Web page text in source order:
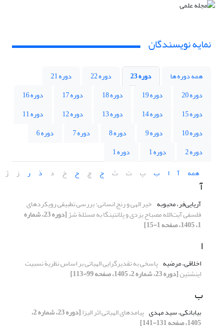
نمایه نویسندگان
همه دوره ها دوره 23 دوره 22
دوره 21
دوره 20
دوره 19 دوره 18 دوره 17
دوره 16
دوره 15
دوره 14 دوره 13 دوره 12
دوره 11
دوره 10
دوره 9 دوره 8 دوره 7
دوره 6
دوره 2
دوره 1
دوره 1
همه
آ ا ب پ ت ث ج چ ح خ د ذ ر ز ژ
آ
آریایی‌فر، محبوبه خیر الهی و رنج انسانی: بررسی تطبیقی رویکردهای
فلسفی آیت‌الله مصباح یزدی و پلانتینگا به مسئلة شرّ [دوره 23، شماره
1، 1405، صفحه 1-15]
ا
اخلاقی، مرضیه پاسخی به تقدیرگرایی الهیاتی بر اساس نظریة نسبیت
اینشتین[دوره 23، شماره 2، 1405، صفحه 99-113]
ب
بیابانکی، سید مهدی پیامدهای الهیاتی اثر الیزا [دوره 23، شماره 2،
1405، صفحه 131-141]